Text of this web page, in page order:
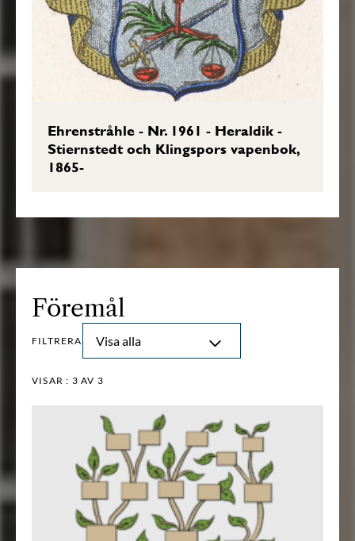
Ehrenstråhle - Nr. 1961 - Heraldik -
Stiernstedt och Klingspors vapenbok,
1865-
Föremål
FILTRERA Visa alla
VISAR : 3 AV 3